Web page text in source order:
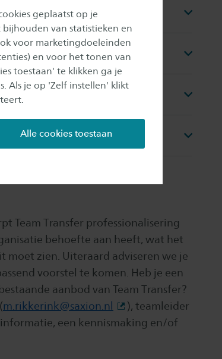
geplaatst op je
van statistieken en
voor marketingdoeleinden
en voor het tonen van
toestaan' te klikken ga je
Als je op 'Zelf instellen' klikt
Alle cookies toestaan
Team Transfer professionalisering
behoefte aan heeft, wat het
moet zien. Uiteraard adviseren we je
voorstel te komen. Heb je een
aanbod van Team Transfer?
m.rikkerink@saxion.nl
), teamleider
een kennismaking en/of